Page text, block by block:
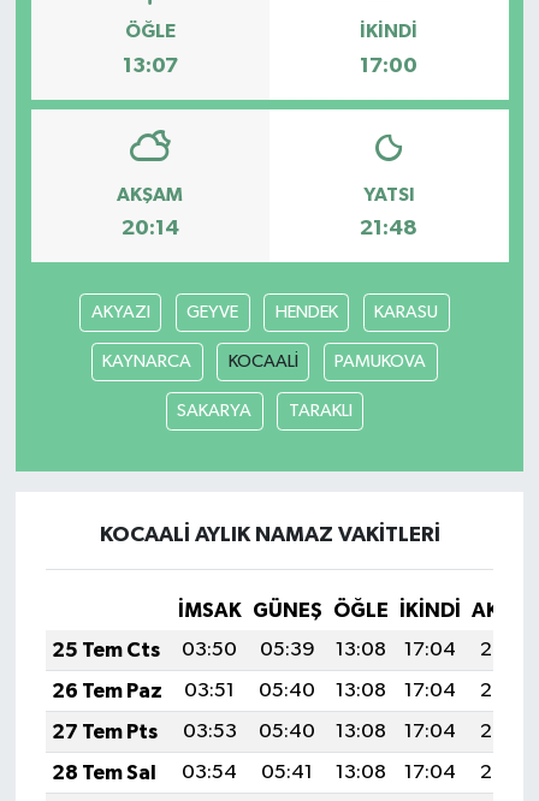
ÖĞLE
13:07
İKINDI
17:00
AKŞAM
20:14
YATSI
21:48
AKYAZI GEYVE HENDEK KARASU
KAYNARCA KOCAALİ PAMUKOVA
SAKARYA TARAKLI
KOCAALİ AYLIK NAMAZ VAKITLERI
İMSAK GÜNEŞ ÖĞLE İKINDI
25 Tem Cts
03:50 05:39 13:08 17:04
20:28
26 Tem Paz
03:51 05:40 13:08 17:04
20:27
27 Tem Pts
03:53 05:40 13:08 17:04
20:26
28 Tem Sal
03:54 05:41 13:08 17:04
20:25
KÜLTÜR SANAT
ÖZEL HABER
SAĞLIK
ŞİRKET HABERLERİ
TEKNOLOJİ
YEREL
AFYON
AFYONKARAHİSAR